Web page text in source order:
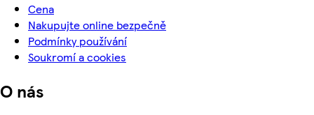
Cena
Nakupujte online bezpečně
Podmínky používání
Soukromí a cookies
O nás